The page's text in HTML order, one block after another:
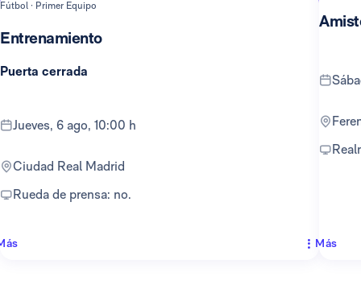
Fútbol · Primer Equipo
Entrenamiento
Puerta cerrada
jueves, 6 ago, 10:00 h
Ciudad Real Madrid
Rueda de prensa: no.
Más